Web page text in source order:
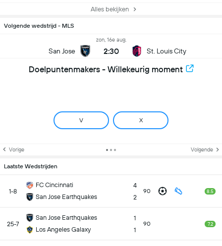
Alles bekijken
Volgende wedstrijd - MLS
San Jose
zon, 16e aug.
2:30 St. Louis City
Doelpuntenmakers - Willekeurig moment
V X
Vorige Volgende
Laatste Wedstrijden
1-8
FC Cincinnati
San Jose Earthquakes
4
2
90 8.5
25-7
San Jose Earthquakes
Los Angeles Galaxy
1
1
90 7.2